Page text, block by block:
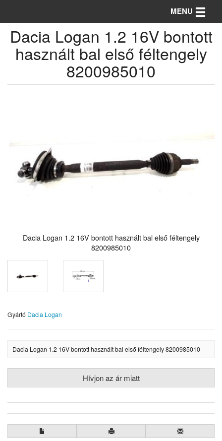
MENU Toggle
Dacia Logan 1.2 16V bontott
használt bal első féltengely
8200985010
Dacia Logan 1.2 16V bontott használt bal első féltengely
8200985010
Gyártó Dacia Logan
Dacia Logan 1.2 16V bontott használt bal első féltengely 8200985010
Hívjon az ár miatt